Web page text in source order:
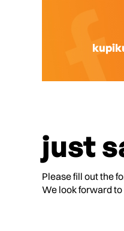
just
Please fill out the
We look forward